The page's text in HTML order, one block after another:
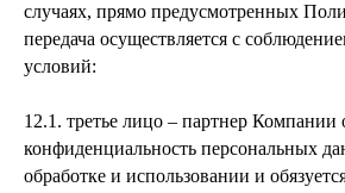
случаях, прямо предусмотренных
передача осуществляется с
условий:
12.1. третье лицо – партнер Компании
конфиденциальность персональных
обработке и использовании и